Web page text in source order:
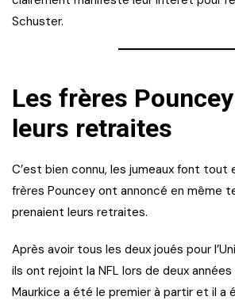
Schuster.
Les frères
leurs retraites
C’est bien connu, les jumeaux font tout
frères Pouncey ont annoncé en même
prenaient leurs retraites.
Après avoir tous les deux joués pour
ils ont rejoint la NFL lors de deux
Maurkice a été le premier à partir et il a